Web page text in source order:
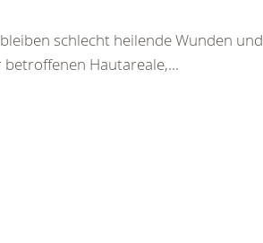
schlecht heilende Wunden und
Hautareale,...